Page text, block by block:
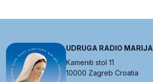
UDRUGA RADIO MARIJA
Kameniti stol 11
10000 Zagreb Croatia